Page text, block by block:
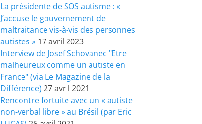
La présidente de SOS autisme : «
J’accuse le gouvernement de
maltraitance vis-à-vis des personnes
autistes » 17 avril 2023
Interview de Josef Schovanec "Etre
malheureux comme un autiste en
France" (via Le Magazine de la
Différence) 27 avril 2021
Rencontre fortuite avec un « autiste
non-verbal libre » au Brésil (par Eric